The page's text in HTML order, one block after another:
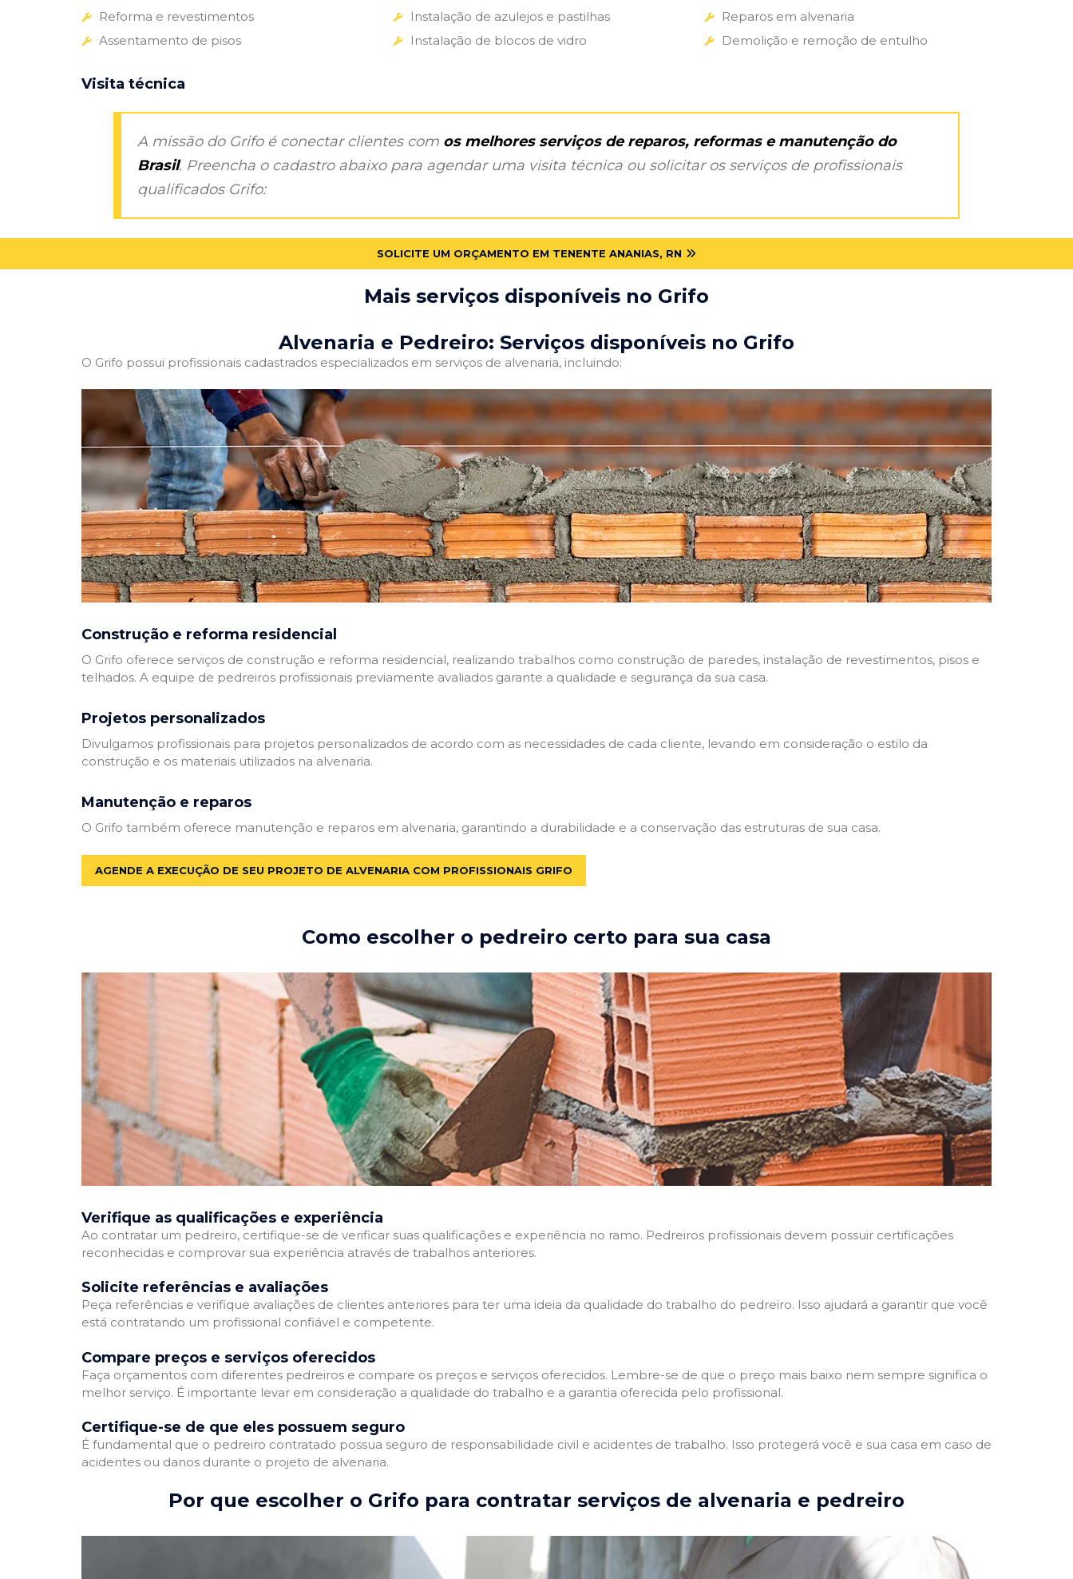
Reforma e revestimentos
Assentamento de pisos
Instalação de azulejos e pastilhas
Instalação de blocos de vidro
Reparos em alvenaria
Demolição e remoção de entulho
Visita técnica
A missão do Grifo é conectar clientes com os melhores serviços de reparos, reformas e manutenção do
Brasil. Preencha o cadastro abaixo para agendar uma visita técnica ou solicitar os serviços de profissionais
qualificados Grifo:
SOLICITE UM ORÇAMENTO EM TENENTE ANANIAS, RN
Mais serviços disponíveis no Grifo
Alvenaria e Pedreiro: Serviços disponíveis no Grifo
O Grifo possui profissionais cadastrados especializados em serviços de alvenaria, incluindo:
Construção e reforma residencial
O Grifo oferece serviços de construção e reforma residencial, realizando trabalhos como construção de paredes, instalação de revestimentos, pisos e
telhados. A equipe de pedreiros profissionais previamente avaliados garante a qualidade e segurança da sua casa.
Projetos personalizados
Divulgamos profissionais para projetos personalizados de acordo com as necessidades de cada cliente, levando em consideração o estilo da
construção e os materiais utilizados na alvenaria.
Manutenção e reparos
O Grifo também oferece manutenção e reparos em alvenaria, garantindo a durabilidade e a conservação das estruturas de sua casa.
AGENDE A EXECUÇÃO DE SEU PROJETO DE ALVENARIA COM PROFISSIONAIS GRIFO
Como escolher o pedreiro certo para sua casa
Verifique as qualificações e experiência
Ao contratar um pedreiro, certifique-se de verificar suas qualificações e experiência no ramo. Pedreiros profissionais devem possuir certificações
reconhecidas e comprovar sua experiência através de trabalhos anteriores.
Solicite referências e avaliações
Peça referências e verifique avaliações de clientes anteriores para ter uma ideia da qualidade do trabalho do pedreiro. Isso ajudará a garantir que você
está contratando um profissional confiável e competente.
Compare preços e serviços oferecidos
Faça orçamentos com diferentes pedreiros e compare os preços e serviços oferecidos. Lembre-se de que o preço mais baixo nem sempre significa o
melhor serviço. É importante levar em consideração a qualidade do trabalho e a garantia oferecida pelo profissional.
Certifique-se de que eles possuem seguro
É fundamental que o pedreiro contratado possua seguro de responsabilidade civil e acidentes de trabalho. Isso protegerá você e sua casa em caso de
acidentes ou danos durante o projeto de alvenaria.
Por que escolher o Grifo para contratar serviços de alvenaria e pedreiro